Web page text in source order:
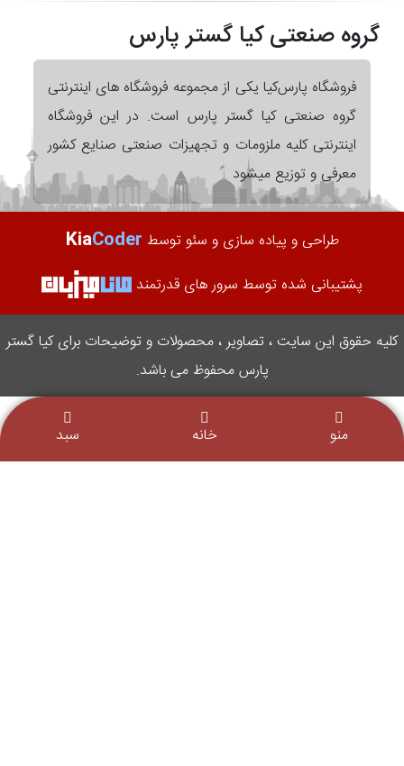
گروه صنعتی کیا گستر پارس
فروشگاه پارس‌کیا یکی از مجموعه فروشگاه های اینترنتی
گروه صنعتی کیا گستر پارس است. در این فروشگاه
اینترنتی کلیه ملزومات و تجهیزات صنعتی صنایع کشور
معرفی و توزیع میشود
طراحی و پیاده سازی و سئو توسط KiaCoder
پشتیبانی شده توسط سرور های قدرتمند
کلیه حقوق این سایت ، تصاویر ، محصولات و توضیحات برای کیا گستر
پارس محفوظ می باشد.
منو خانه سبد